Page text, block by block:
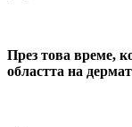
През това време,
областта на